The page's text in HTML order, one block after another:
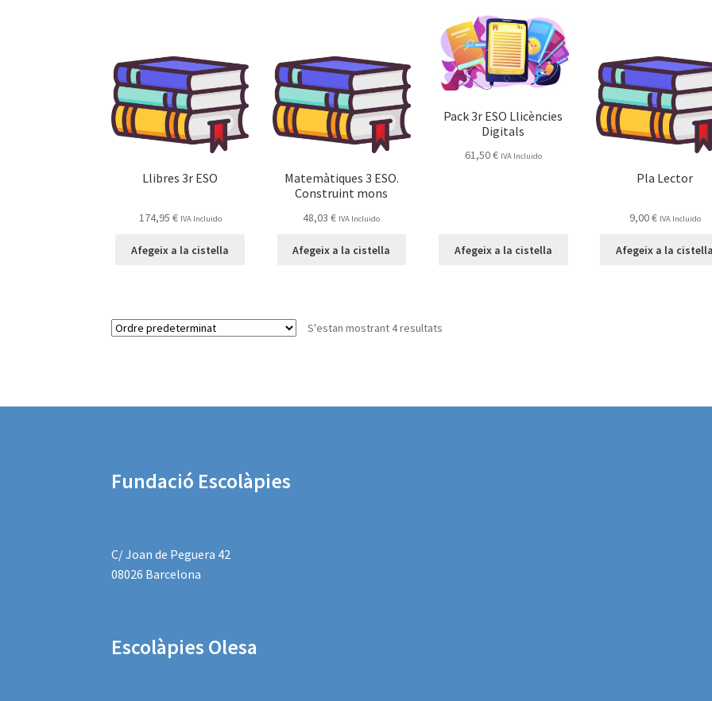
Llibres 3r ESO
174,95 € IVA Incluido
Afegeix a la cistella
Matemàtiques 3 ESO.
Construint mons
48,03€ IVA Incluido
Afegeix a la cistella
Pack 3r ESO Llicències
Digitals
61,50€ IVA Incluido
Afegeix a la cistella
Pla Lector
9,00€ IVA Incluido
Afegeix a la
S'estan mostrant 4 resultats
Fundació Escolàpies
C/ Joan de Peguera 42
08026 Barcelona
Escolàpies Olesa